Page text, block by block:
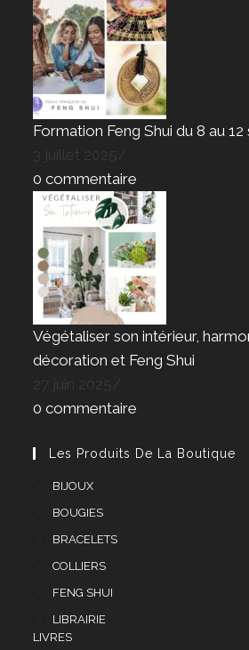
Formation Feng Shui du 8 au
0 commentaire
Végétaliser son intérieur,
décoration et Feng Shui
0 commentaire
Les Produits De La Boutique
BIJOUX
BOUGIES
BRACELETS
COLLIERS
FENG SHUI
LIBRAIRIE
LIVRES